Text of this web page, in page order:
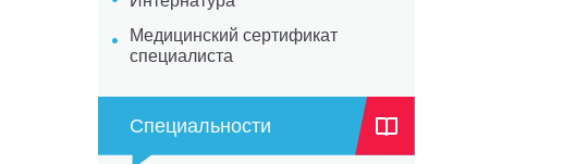
Медицинский сертификат
специалиста
Специальности